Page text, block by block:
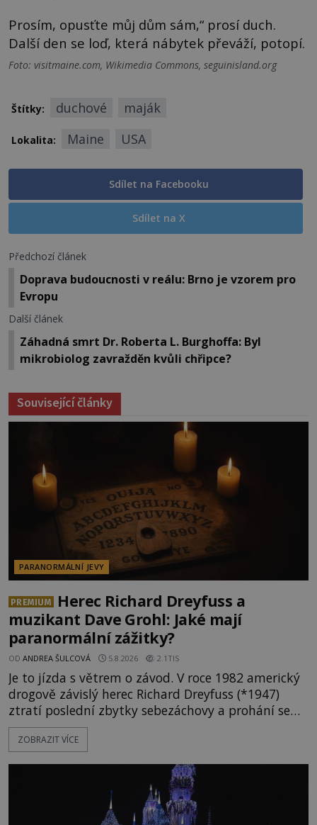
Prosím, opusťte můj dům sám,“ prosí duch.
Další den se loď, která nábytek převáží, potopí.
Foto: visitmaine.com, Wikimedia Commons, seguinisland.org
Štítky: duchové maják
Lokalita: Maine USA
Sdílet na Facebooku
Sdílet na X
Předchozí článek
Doprava budoucnosti v reálu: Brno je vzorem pro
Evropu
Další článek
Záhadná smrt Dr. Roberta L. Burghoffa: Byl
mikrobiolog zavražděn kvůli chřipce?
Související články
PARANORMÁLNÍ JEVY
PREMIUM
Herec Richard Dreyfuss a
muzikant Dave Grohl: Jaké mají
paranormální zážitky?
OD ANDREA ŠULCOVÁ 5.8.2026 2.1TIS
Je to jízda s větrem o závod. V roce 1982 americký
drogově závislý herec Richard Dreyfuss (*1947)
ztratí poslední zbytky sebezáchovy a prohání se
po silnicích ve svém mercedesu jako utržený ze
řetězu. Vše vyvrcholí katastrofou, když to Dreyfuss
následně nalezne schovaný kokain. Tímto
momentem se slavnému
ZOBRAZIT VÍCE